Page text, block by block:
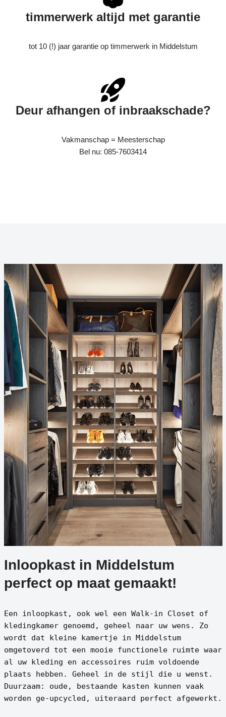
timmerwerk altijd met garantie
tot 10 (!) jaar garantie op timmerwerk in Middelstum
Deur afhangen of inbraakschade?
Vakmanschap = Meesterschap
Bel nu: 085-7603414
Inloopkast in Middelstum
perfect op maat gemaakt!
Een inloopkast, ook wel een Walk-in Closet of
kledingkamer genoemd, geheel naar uw wens. Zo
wordt dat kleine kamertje in Middelstum
omgetoverd tot een mooie functionele ruimte waar
al uw kleding en accessoires ruim voldoende
plaats hebben. Geheel in de stijl die u wenst.
Duurzaam: oude, bestaande kasten kunnen vaak
worden ge-upcycled, uiteraard perfect afgewerkt.